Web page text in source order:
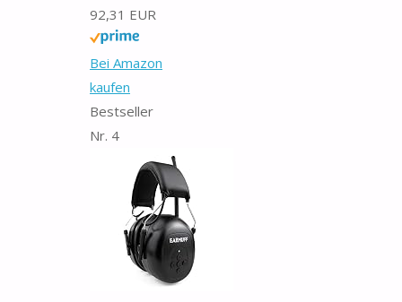
92,31 EUR
Bei Amazon
kaufen
Bestseller
Nr. 4